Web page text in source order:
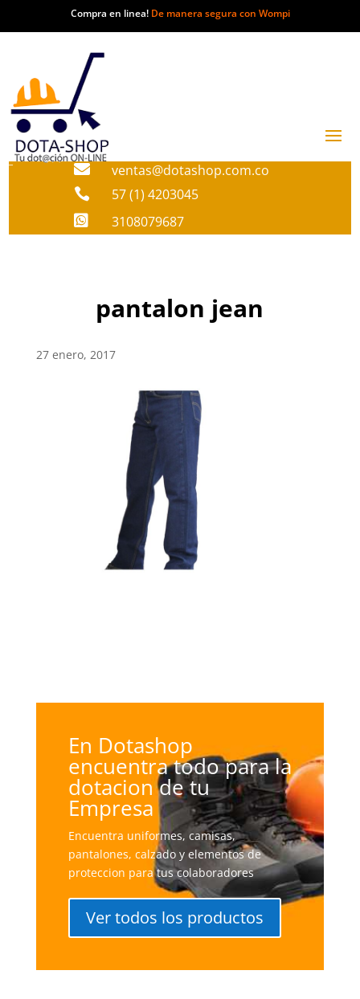
Compra en linea! De manera segura con Wompi
 ventas@dotashop.com.co
 57 (1) 4203045
 3108079687
pantalon jean
27 enero, 2017
En Dotashop
encuentra todo para la
dotacion de tu
Empresa
Encuentra uniformes, camisas,
pantalones, calzado y elementos de
proteccion para tus colaboradores
Ver todos los productos